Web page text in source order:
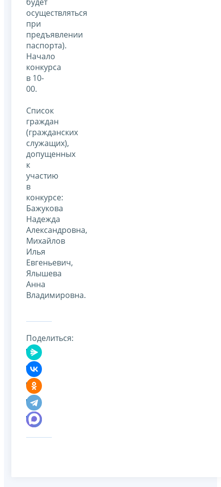
осуществляться
при
предъявлении
паспорта).
Начало
конкурса
в 10-
00.
Список
граждан
(гражданских
служащих),
допущенных
к
участию
в
конкурсе:
Бажукова
Надежда
Александровна,
Михайлов
Илья
Евгеньевич,
Ялышева
Анна
Владимировна.
Поделиться: